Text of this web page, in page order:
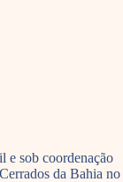
e sob coordenação
da Bahia no